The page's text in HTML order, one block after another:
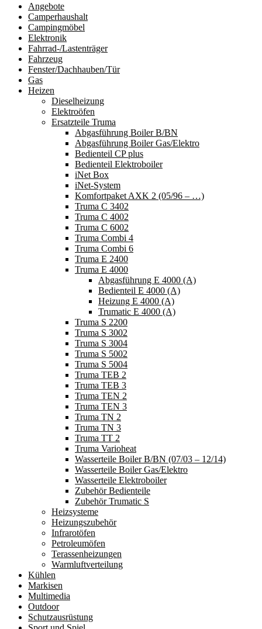
Angebote
Camperhaushalt
Campingmöbel
Elektronik
Fahrrad-/Lastenträger
Fahrzeug
Fenster/Dachhauben/Tür
Gas
Heizen
Dieselheizung
Elektroöfen
Ersatzteile Truma
Abgasführung Boiler B/BN
Abgasführung Boiler Gas/Elektro
Bedienteil CP plus
Bedienteil Elektroboiler
iNet Box
iNet-System
Komfortpaket AXK 2 (05/96 – …)
Truma C 3402
Truma C 4002
Truma C 6002
Truma Combi 4
Truma Combi 6
Truma E 2400
Truma E 4000
Abgasführung E 4000 (A)
Bedienteil E 4000 (A)
Heizung E 4000 (A)
Trumatic E 4000 (A)
Truma S 2200
Truma S 3002
Truma S 3004
Truma S 5002
Truma S 5004
Truma TEB 2
Truma TEB 3
Truma TEN 2
Truma TEN 3
Truma TN 2
Truma TN 3
Truma TT 2
Truma Varioheat
Wasserteile Boiler B/BN (07/03 – 12/14)
Wasserteile Boiler Gas/Elektro
Wasserteile Elektroboiler
Zubehör Bedienteile
Zubehör Trumatic S
Heizsysteme
Heizungszubehör
Infrarotöfen
Petroleumöfen
Terassenheizungen
Warmluftverteilung
Kühlen
Markisen
Multimedia
Outdoor
Schutzausrüstung